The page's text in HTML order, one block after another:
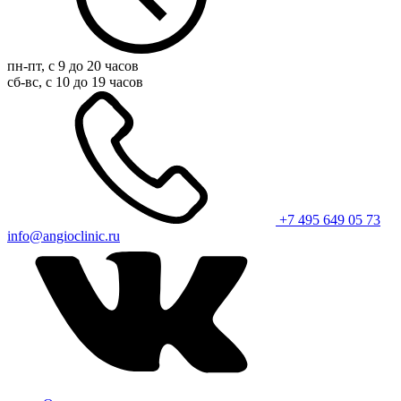
пн-пт, с 9 до 20 часов
сб-вс, с 10 до 19 часов
+7 495 649 05 73
info@angioclinic.ru